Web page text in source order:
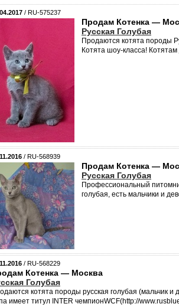
/ RU-575237
Продам Котенка —
Русская Голубая
Продаются котята породы
Котята шоу-класса!
/ RU-568939
Продам Котенка —
Русская Голубая
Профессиональный
голубая, есть мальчики и
/ RU-568229
Котенка — Москва
Голубая
котята породы русская голубая (мальчик
имеет титул INTER чемпионWCF(http://